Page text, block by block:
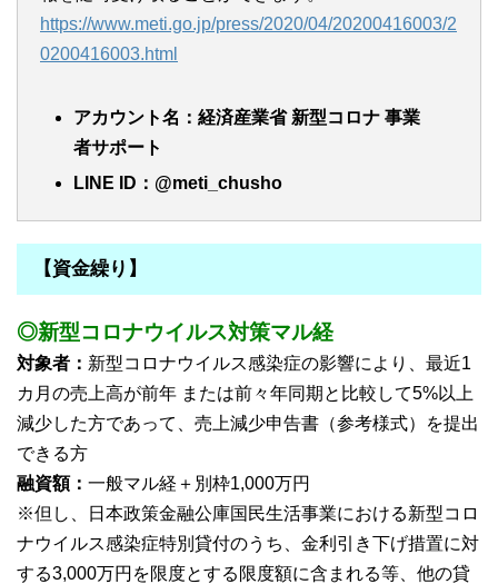
https://www.meti.go.jp/press/2020/04/20200416003/2
0200416003.html
アカウント名：経済産業省 新型コロナ 事業
者サポート
LINE ID：@meti_chusho
【資金繰り】
◎新型コロナウイルス対策マル経
対象者： 新型コロナウイルス感染症の影響により、最近1
カ月の売上高が前年 または前々年同期と比較して5%以上
減少した方であって、売上減少申告書（参考様式）を提出
できる方
融資額： 一般マル経＋別枠1,000万円
※但し、日本政策金融公庫国民生活事業における新型コロ
ナウイルス感染症特別貸付のうち、金利引き下げ措置に対
する3,000万円を限度とする限度額に含まれる等、他の貸